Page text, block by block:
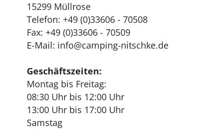
15299 Müllrose
Telefon: +49 (0)33606 - 70508
Fax: +49 (0)33606 - 70509
E-Mail: info@camping-nitschke.de
Geschäftszeiten:
Montag bis Freitag:
08:30 Uhr bis 12:00 Uhr
13:00 Uhr bis 17:00 Uhr
Samstag